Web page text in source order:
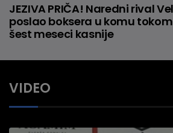
JEZIVA PRIČA! Naredni rival
poslao boksera u komu
šest meseci kasnije
VIDEO